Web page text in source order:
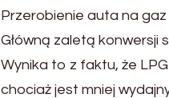
Przerobienie auta na
Główną zaletą konwersji
Wynika to z faktu, że
chociaż jest mniej